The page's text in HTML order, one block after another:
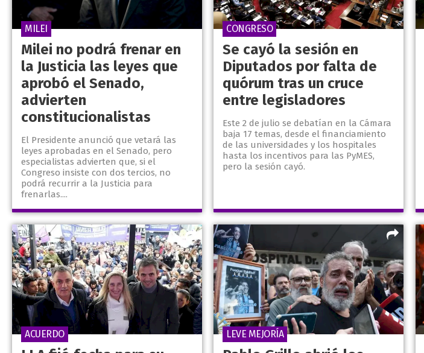
Milei no podrá frenar en
la Justicia las leyes que
aprobó el Senado,
advierten
constitucionalistas
El Presidente anunció que vetará las
leyes aprobadas en el Senado, pero
especialistas advierten que, si el
Congreso insiste con dos tercios, no
podrá recurrir a la Justicia para
frenarlas....
MILEI
Se cayó la sesión en
Diputados por falta de
quórum tras un cruce
entre legisladores
Este 2 de julio se debatían en la Cámara
baja 17 temas, desde el financiamiento
de las universidades y los hospitales
hasta los incentivos para las PyMES,
pero la sesión cayó.
CONGRESO
ACUERDO LEVE MEJORÍA